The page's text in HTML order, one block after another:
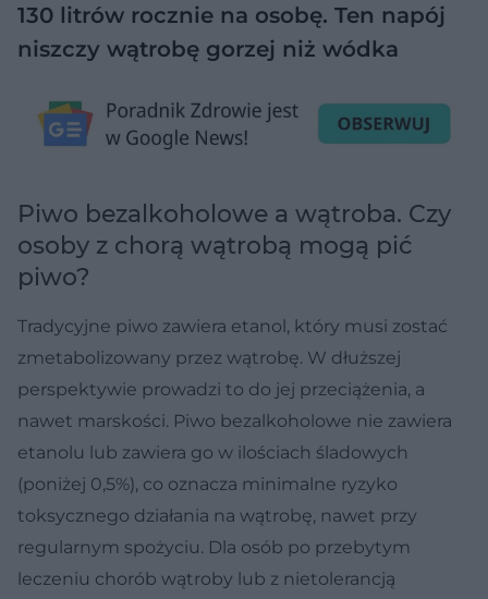
130 litrów rocznie na osobę. Ten napój
niszczy wątrobę gorzej niż wódka
Piwo bezalkoholowe a wątroba. Czy
osoby z chorą wątrobą mogą pić
piwo?
Tradycyjne piwo zawiera etanol, który musi zostać
zmetabolizowany przez wątrobę. W dłuższej
perspektywie prowadzi to do jej przeciążenia, a
nawet marskości. Piwo bezalkoholowe nie zawiera
etanolu lub zawiera go w ilościach śladowych
(poniżej 0,5%), co oznacza minimalne ryzyko
toksycznego działania na wątrobę, nawet przy
regularnym spożyciu. Dla osób po przebytym
leczeniu chorób wątroby lub z nietolerancją